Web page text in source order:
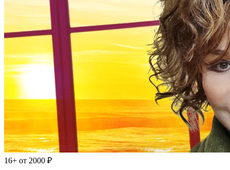
16+ от 2000 ₽